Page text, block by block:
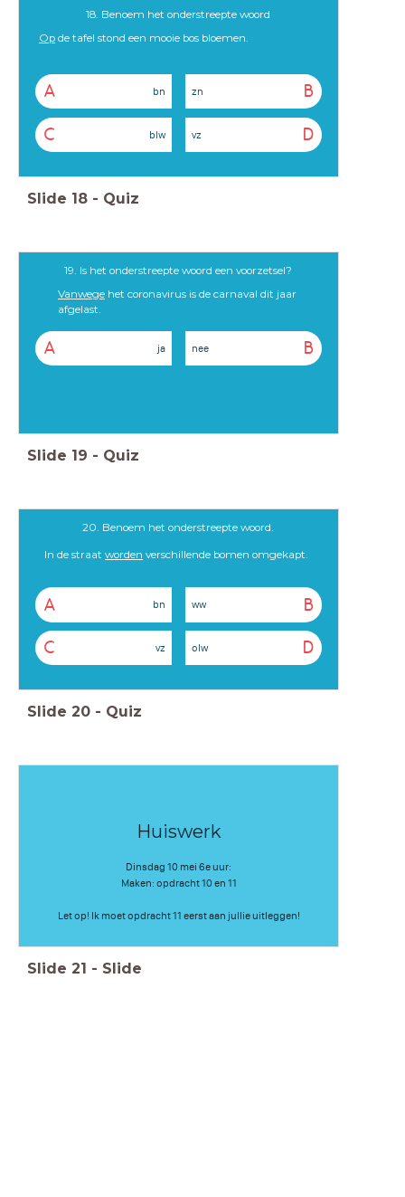
18. Benoem het onderstreepte woord
Opde tafel stond een mooie bos bloemen.
A bn B
zn
C blw D
vz
Slide 18 - Quiz
19. Is het onderstreepte woord een voorzetsel?
Vanwege het coronavirus is de carnaval dit jaar
afgelast.
A ja B
nee
Slide 19 - Quiz
20. Benoem het onderstreepte woord.
In de straatworden verschillende bomen omgekapt.
A bn B
ww
C vz D
olw
Slide 20 - Quiz
Huiswerk
Dinsdag 10 mei 6e uur:
Maken: opdracht 10 en 11
Let op! Ik moet opdracht 11 eerst aan jullie uitleggen!
Slide 21 - Slide